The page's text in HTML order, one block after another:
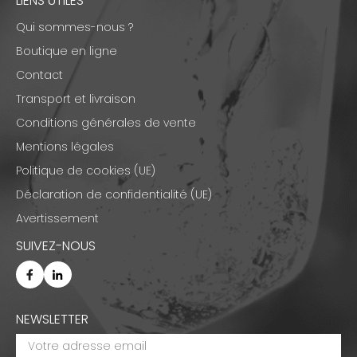
Qui sommes-nous ?
Boutique en ligne
Contact
Transport et livraison
Conditions générales de vente
Mentions légales
Politique de cookies (UE)
Déclaration de confidentialité (UE)
Avertissement
SUIVEZ-NOUS
NEWSLETTER